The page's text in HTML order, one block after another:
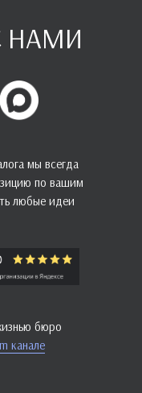
НАМИ
мы всегда
по вашим
любые идеи
бюро
канале